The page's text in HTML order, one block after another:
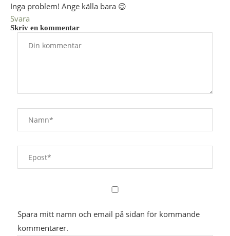
Inga problem! Ange källa bara 😉
Svara
Skriv en kommentar
Spara mitt namn och email på sidan för kommande
kommentarer.